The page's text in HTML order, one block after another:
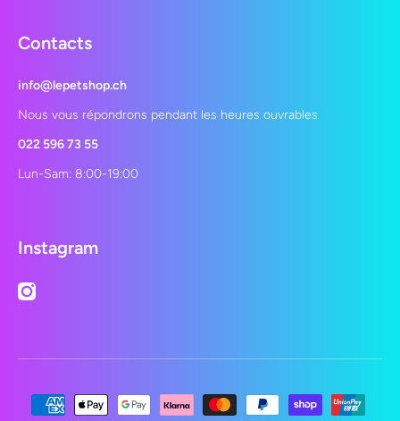
Contacts
info@lepetshop.ch
Nous vous répondrons pendant les heures ouvrables
022 596 73 55
Lun-Sam: 8:00-19:00
Instagram
instagramcom/lepetshopch/
Moyens de paiement